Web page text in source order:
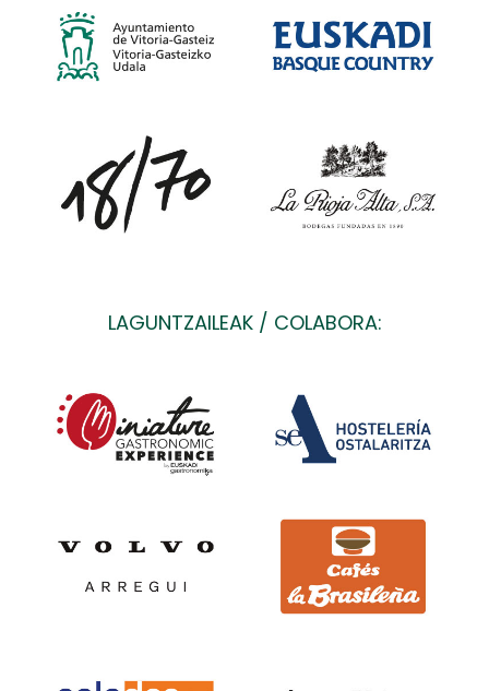
LAGUNTZAILEAK / COLABORA: